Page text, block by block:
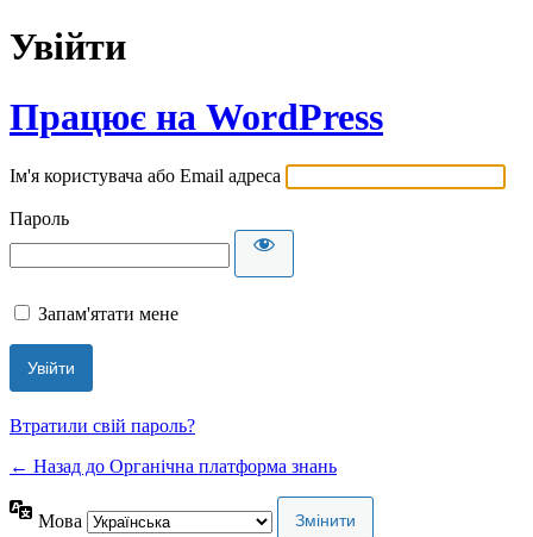
Увійти
Працює на WordPress
Ім'я користувача або Email адреса
Пароль
Запам'ятати мене
Втратили свій пароль?
← Назад до Органічна платформа знань
Мова